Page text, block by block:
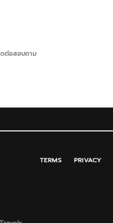
ต่อสอบถาม
TERMS PRIVACY